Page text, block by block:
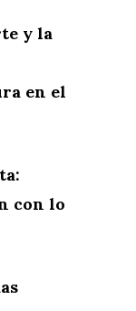
y la
en el
con lo